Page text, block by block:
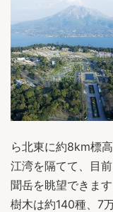
ら北東に約8km標
江湾を隔てて、目
聞岳を眺望できます
樹木は約140種、7